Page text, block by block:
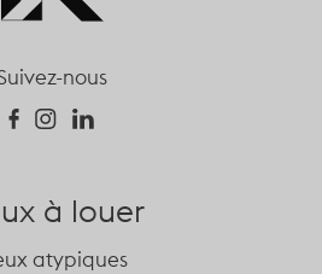
nous
à louer
atypiques